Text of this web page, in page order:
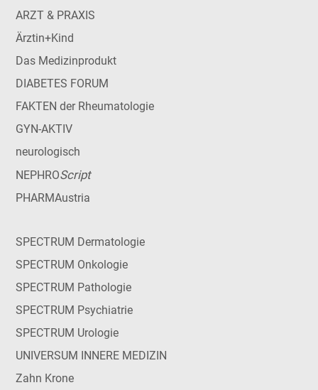
ARZT & PRAXIS
Ärztin+Kind
Das Medizinprodukt
DIABETES FORUM
FAKTEN der Rheumatologie
GYN-AKTIV
neurologisch
NEPHROScript
PHARMAustria
SPECTRUM Dermatologie
SPECTRUM Onkologie
SPECTRUM Pathologie
SPECTRUM Psychiatrie
SPECTRUM Urologie
UNIVERSUM INNERE MEDIZIN
Zahn Krone